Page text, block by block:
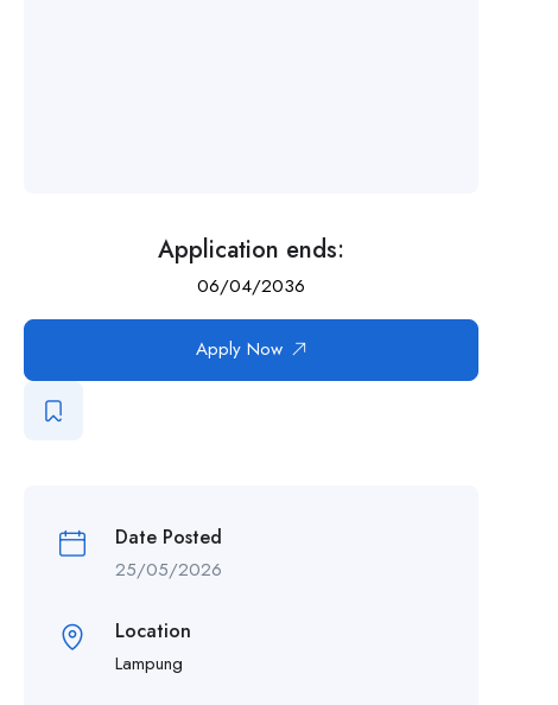
Application ends:
06/04/2036
Apply Now
Date Posted
25/05/2026
Location
Lampung